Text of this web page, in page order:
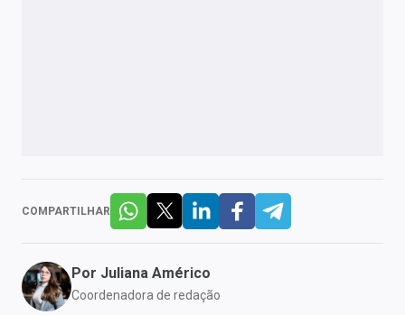
COMPARTILHAR
Por Juliana Américo
Coordenadora de redação